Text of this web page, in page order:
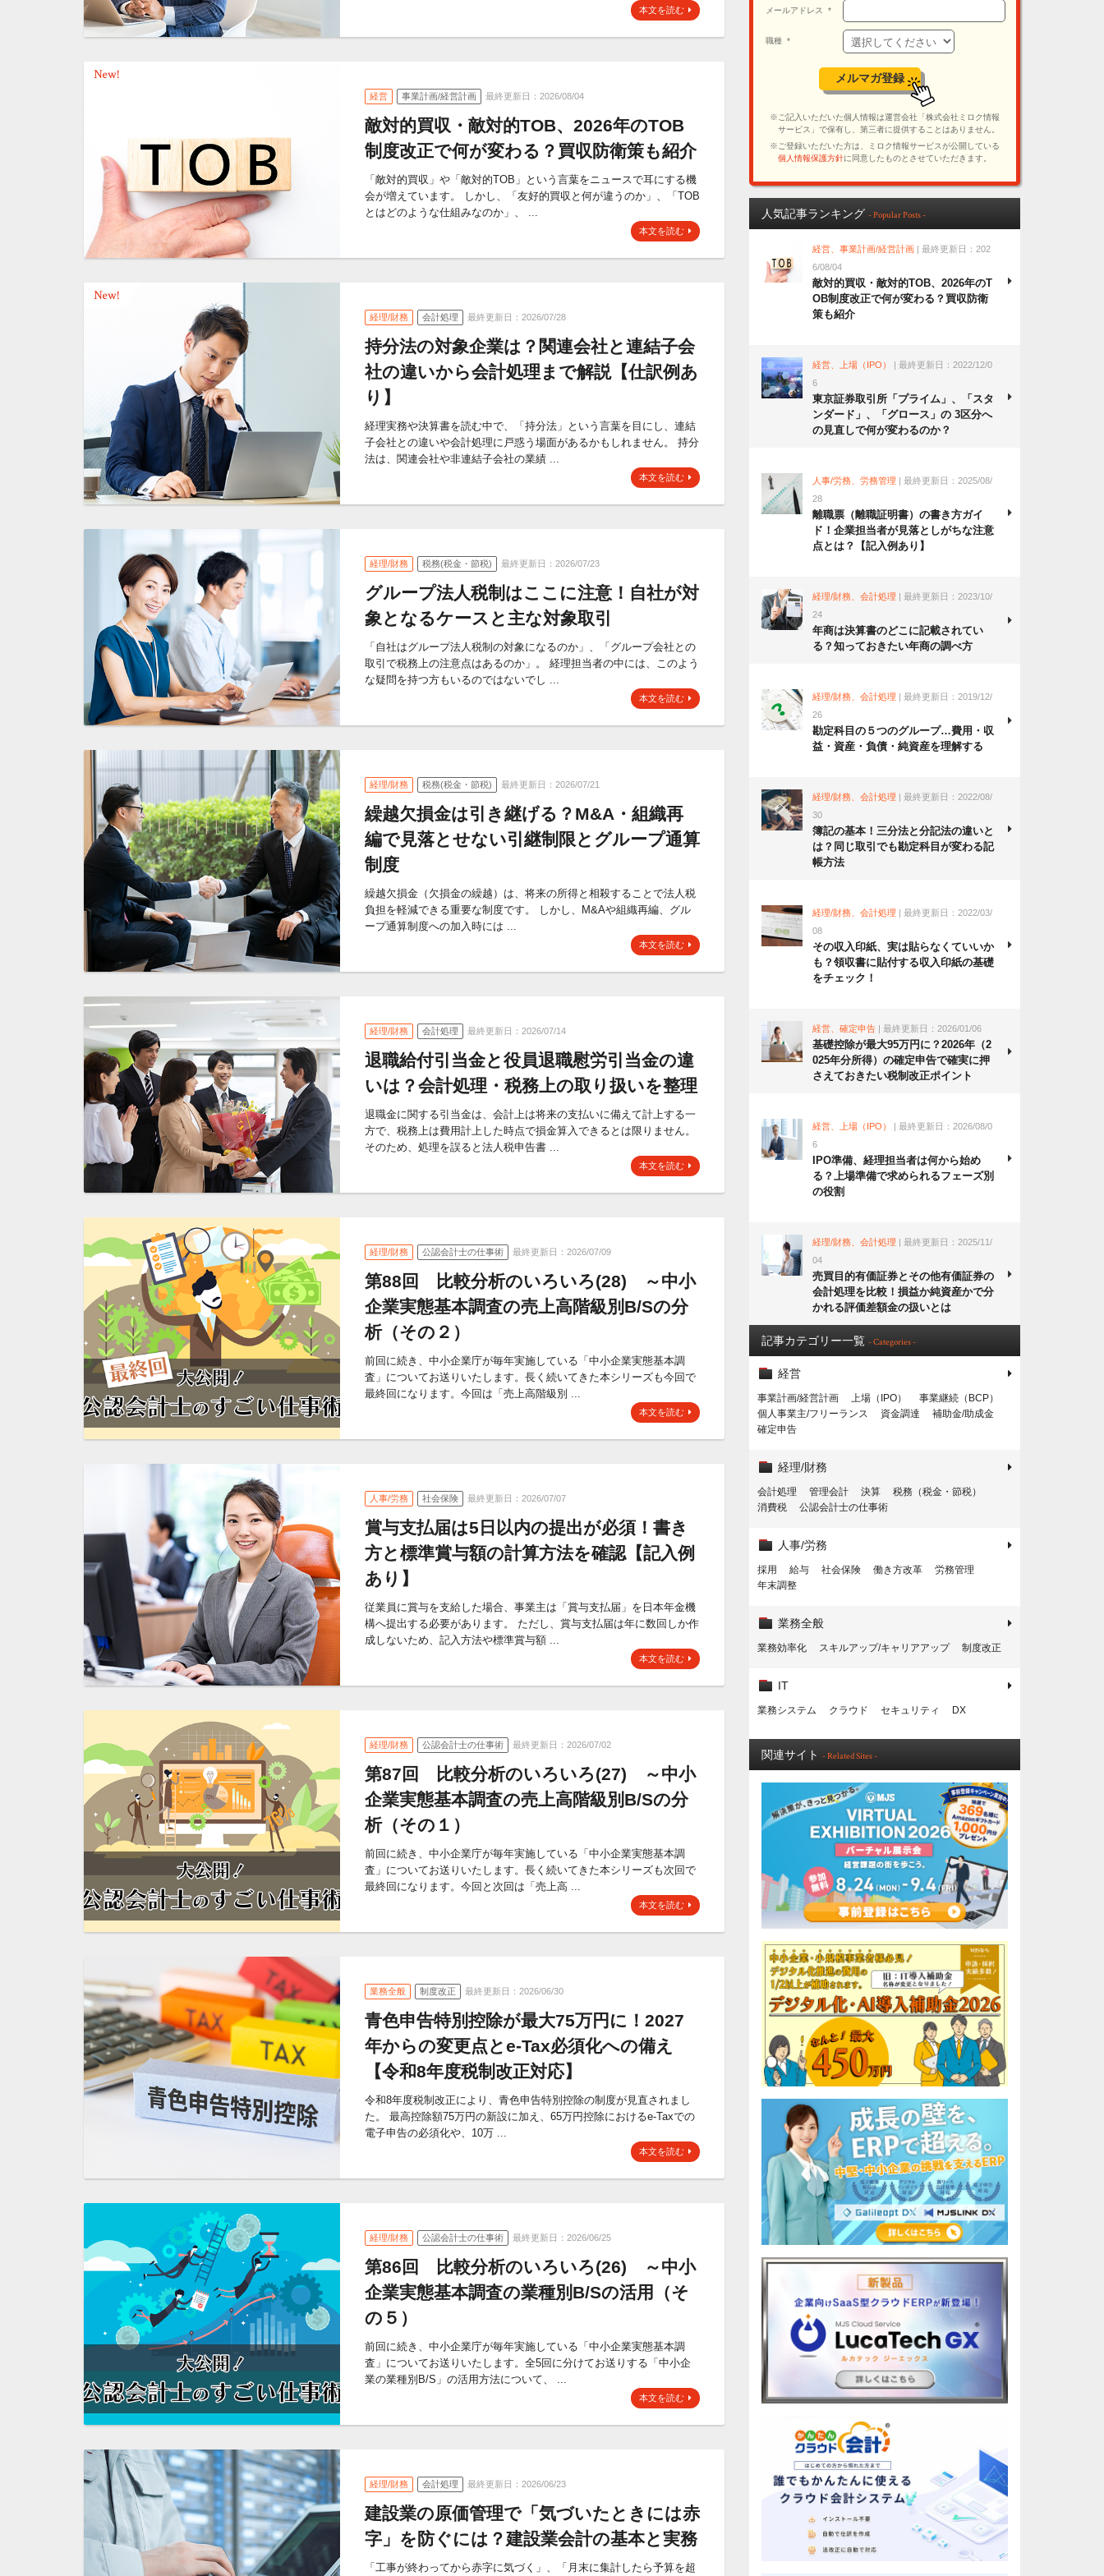
本文を読む
経営 事業計画/経営計画 最終更新日：2026/08/04
敵対的買収・敵対的TOB、2026年のTOB
制度改正で何が変わる？買収防衛策も紹介
「敵対的買収」や「敵対的TOB」という言葉をニュースで耳にする機
会が増えています。 しかし、「友好的買収と何が違うのか」、「TOB
とはどのような仕組みなのか」、 ...
本文を読む
経理/財務 会計処理 最終更新日：2026/07/28
持分法の対象企業は？関連会社と連結子会
社の違いから会計処理まで解説【仕訳例あ
り】
経理実務や決算書を読む中で、「持分法」という言葉を目にし、連結
子会社との違いや会計処理に戸惑う場面があるかもしれません。 持分
法は、関連会社や非連結子会社の業績 ...
本文を読む
経理/財務 税務(税金・節税) 最終更新日：2026/07/23
グループ法人税制はここに注意！自社が対
象となるケースと主な対象取引
「自社はグループ法人税制の対象になるのか」、「グループ会社との
取引で税務上の注意点はあるのか」。 経理担当者の中には、このよう
な疑問を持つ方もいるのではないでし ...
本文を読む
経理/財務 税務(税金・節税) 最終更新日：2026/07/21
繰越欠損金は引き継げる？M&A・組織再
編で見落とせない引継制限とグループ通算
制度
繰越欠損金（欠損金の繰越）は、将来の所得と相殺することで法人税
負担を軽減できる重要な制度です。 しかし、M&Aや組織再編、グル
ープ通算制度への加入時には ...
本文を読む
経理/財務 会計処理 最終更新日：2026/07/14
退職給付引当金と役員退職慰労引当金の違
いは？会計処理・税務上の取り扱いを整理
退職金に関する引当金は、会計上は将来の支払いに備えて計上する一
方で、税務上は費用計上した時点で損金算入できるとは限りません。
そのため、処理を誤ると法人税申告書 ...
本文を読む
経理/財務 公認会計士の仕事術 最終更新日：2026/07/09
第88回 比較分析のいろいろ(28) ～中小
企業実態基本調査の売上高階級別B/Sの分
析（その２）
前回に続き、中小企業庁が毎年実施している「中小企業実態基本調
査」についてお送りいたします。長く続いてきた本シリーズも今回で
最終回になります。今回は「売上高階級別 ...
本文を読む
人事/労務 社会保険 最終更新日：2026/07/07
賞与支払届は5日以内の提出が必須！書き
方と標準賞与額の計算方法を確認【記入例
あり】
従業員に賞与を支給した場合、事業主は「賞与支払届」を日本年金機
構へ提出する必要があります。 ただし、賞与支払届は年に数回しか作
成しないため、記入方法や標準賞与額 ...
本文を読む
経理/財務 公認会計士の仕事術 最終更新日：2026/07/02
第87回 比較分析のいろいろ(27) ～中小
企業実態基本調査の売上高階級別B/Sの分
析（その１）
前回に続き、中小企業庁が毎年実施している「中小企業実態基本調
査」についてお送りいたします。長く続いてきた本シリーズも次回で
最終回になります。今回と次回は「売上高 ...
本文を読む
業務全般 制度改正 最終更新日：2026/06/30
青色申告特別控除が最大75万円に！2027
年からの変更点とe-Tax必須化への備え
【令和8年度税制改正対応】
令和8年度税制改正により、青色申告特別控除の制度が見直されまし
た。 最高控除額75万円の新設に加え、65万円控除におけるe-Taxでの
電子申告の必須化や、10万 ...
本文を読む
経理/財務 公認会計士の仕事術 最終更新日：2026/06/25
第86回 比較分析のいろいろ(26) ～中小
企業実態基本調査の業種別B/Sの活用（そ
の５）
前回に続き、中小企業庁が毎年実施している「中小企業実態基本調
査」についてお送りいたします。全5回に分けてお送りする「中小企
業の業種別B/S」の活用方法について、 ...
本文を読む
経理/財務 会計処理 最終更新日：2026/06/23
建設業の原価管理で「気づいたときには赤
字」を防ぐには？建設業会計の基本と実務
「工事が終わってから赤字に気づく」、「月末に集計したら予算を超
人気記事ランキング - Popular Posts -
経営、事業計画/経営計画 | 最終更新日：202
6/08/04
敵対的買収・敵対的TOB、2026年のT
OB制度改正で何が変わる？買収防衛
策も紹介
経営、上場（IPO）
| 最終更新日：2022/12/0
6
東京証券取引所「プライム」、「スタ
ンダード」、「グロース」の 3区分へ
の見直しで何が変わるのか？
人事/労務、労務管理 | 最終更新日：2025/08/
28
離職票（離職証明書）の書き方ガイ
ド！企業担当者が見落としがちな注意
点とは？【記入例あり】
経理/財務、会計処理 | 最終更新日：2023/10/
24
年商は決算書のどこに記載されてい
る？知っておきたい年商の調べ方
経理/財務、会計処理 | 最終更新日：2019/12/
26
勘定科目の５つのグループ…費用・収
益・資産・負債・純資産を理解する
経理/財務、会計処理 | 最終更新日：2022/08/
30
簿記の基本！三分法と分記法の違いと
は？同じ取引でも勘定科目が変わる記
帳方法
経理/財務、会計処理 | 最終更新日：2022/03/
08
その収入印紙、実は貼らなくていいか
も？領収書に貼付する収入印紙の基礎
をチェック！
経営、確定申告 | 最終更新日：2026/01/06
基礎控除が最大95万円に？2026年（2
025年分所得）の確定申告で確実に押
さえておきたい税制改正ポイント
経営、上場（IPO）
| 最終更新日：2026/08/0
6
IPO準備、経理担当者は何から始め
る？上場準備で求められるフェーズ別
の役割
経理/財務、会計処理 | 最終更新日：2025/11/
04
売買目的有価証券とその他有価証券の
会計処理を比較！損益か純資産かで分
かれる評価差額金の扱いとは
記事カテゴリー一覧 - Categories -
経営
事業計画/経営計画 上場（IPO）
事業継続（BCP）
個人事業主/フリーランス
資金調達
補助金/助成金
確定申告
経理/財務
会計処理 管理会計 決算
税務（税金・節税）
消費税
公認会計士の仕事術
人事/労務
採用 給与 社会保険 働き方改革
労務管理
年末調整
業務全般
業務効率化 スキルアップ/キャリアアップ 制度改正
IT
業務システム クラウド セキュリティ DX
関連サイト - Related Sites -